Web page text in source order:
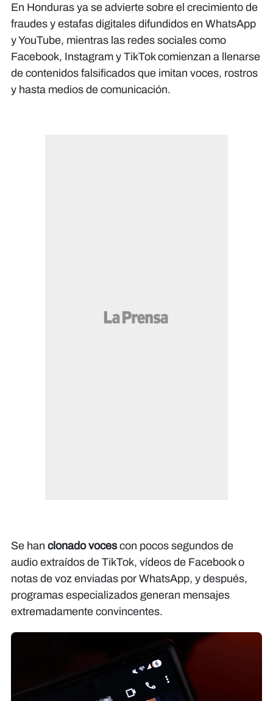
En Honduras ya se advierte sobre el crecimiento de
fraudes y estafas digitales difundidos en WhatsApp
y YouTube, mientras las redes sociales como
Facebook, Instagram y TikTok comienzan a llenarse
de contenidos falsificados que imitan voces, rostros
y hasta medios de comunicación.
Se han clonado vocescon pocos segundos de
audio extraídos de TikTok, vídeos de Facebook o
notas de voz enviadas por WhatsApp, y después,
programas especializados generan mensajes
extremadamente convincentes.